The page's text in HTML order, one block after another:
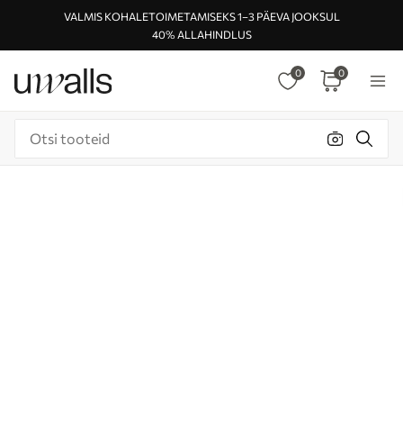
VALMIS KOHALETOIMETAMISEKS 1–3 PÄEVA JOOKSUL
40% ALLAHINDLUS
0 0